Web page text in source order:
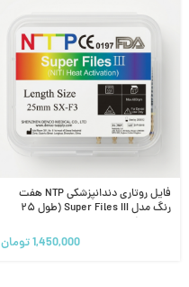
فایل روتاری دندانپزشکی NTP هفت
رنگ مدل Super Files III (طول ۲۵
1,450,000تومان